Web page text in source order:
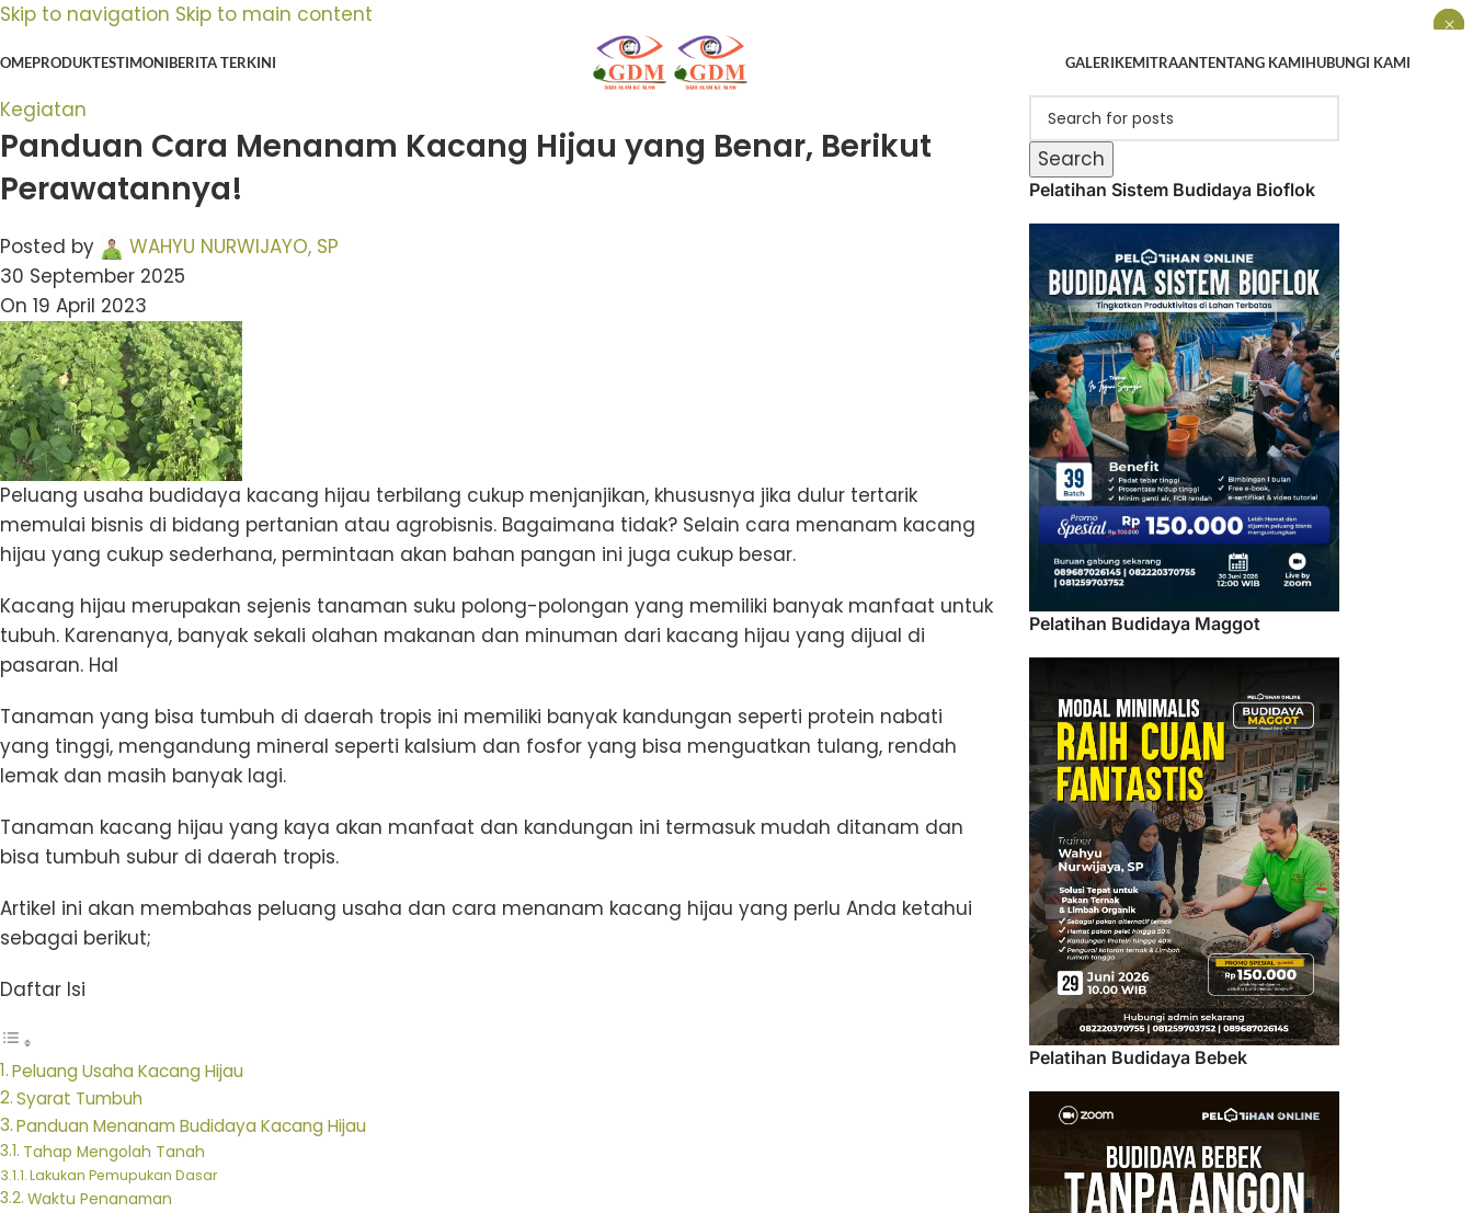
Skip to navigation Skip to main content
PRODUKTESTIMONIBERITA TERKINI GALERIKEMITRAANTENTANG KAMIHUBUNGI KAMI
Kegiatan
Panduan Cara Menanam Kacang Hijau yang Benar, Berikut
Perawatannya!
Posted by
WAHYU NURWIJAYO, SP
30 September 2025
On 19 April 2023
Peluang usaha budidaya kacang hijau terbilang cukup menjanjikan, khususnya jika dulur tertarik
memulai bisnis di bidang pertanian atau agrobisnis. Bagaimana tidak? Selain cara menanam kacang
hijau yang cukup sederhana, permintaan akan bahan pangan ini juga cukup besar.
Kacang hijau merupakan sejenis tanaman suku polong-polongan yang memiliki banyak manfaat untuk
tubuh. Karenanya, banyak sekali olahan makanan dan minuman dari kacang hijau yang dijual di
pasaran. Hal
Tanaman yang bisa tumbuh di daerah tropis ini memiliki banyak kandungan seperti protein nabati
yang tinggi, mengandung mineral seperti kalsium dan fosfor yang bisa menguatkan tulang, rendah
lemak dan masih banyak lagi.
Tanaman kacang hijau yang kaya akan manfaat dan kandungan ini termasuk mudah ditanam dan
bisa tumbuh subur di daerah tropis.
Artikel ini akan membahas peluang usaha dan cara menanam kacang hijau yang perlu Anda ketahui
sebagai berikut;
Daftar Isi
Peluang Usaha Kacang Hijau
Syarat Tumbuh
Panduan Menanam Budidaya Kacang Hijau
Tahap Mengolah Tanah
Lakukan Pemupukan Dasar
Waktu Penanaman
Search
Pelatihan Sistem Budidaya Bioflok
Pelatihan Budidaya Maggot
Pelatihan Budidaya Bebek
×
×
×